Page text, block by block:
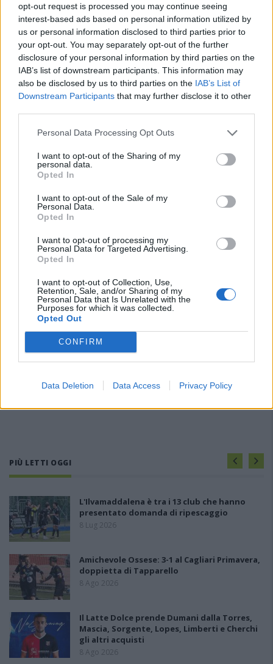
opt-out request is processed you may continue seeing
interest-based ads based on personal information utilized by
us or personal information disclosed to third parties prior to
your opt-out. You may separately opt-out of the further
disclosure of your personal information by third parties on the
IAB’s list of downstream participants. This information may
also be disclosed by us to third parties on the IAB’s List of
Downstream Participants that may further disclose it to other
Personal Data Processing Opt Outs
I want to opt-out of the Sharing of my
personal data.
Opted In
I want to opt-out of the Sale of my
Personal Data.
Opted In
I want to opt-out of processing my
Personal Data for Targeted Advertising.
Opted In
I want to opt-out of Collection, Use,
Retention, Sale, and/or Sharing of my
Personal Data that Is Unrelated with the
Purposes for which it was collected.
Opted Out
CONFIRM
Data Deletion Data Access Privacy Policy
PIÙ LETTI OGGI
L'Ilvamaddalena è tra i 13 club che hanno
presentato domanda di ripescaggio
8 Lug 2026
Amichevole Ossese: 3-1 al Cagliari Primavera,
doppietta di Tapparello
8 Ago 2026
Il Latte Dolce prende Dumani dalla Torres,
Mascia, Sorgente, Lopes, Limberti e Cherchi
gli altri acquisti
8 Ago 2026